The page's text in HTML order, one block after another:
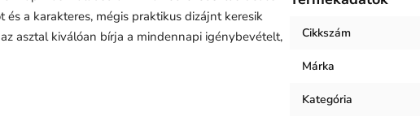
a karakteres, mégis praktikus dizájnt keresik
asztal kiválóan bírja a mindennapi igénybevételt,
Helyiség / terhelés
Termék súlya
Keret anyaga
Munkalap anyaga
Cikkszám
Márka
Kategória